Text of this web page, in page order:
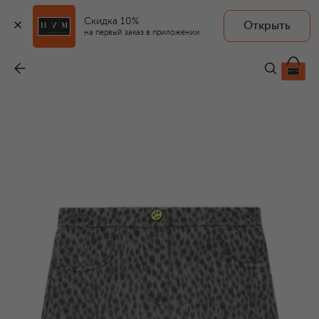
Скидка 10%
на первый заказ в приложении
Открыть